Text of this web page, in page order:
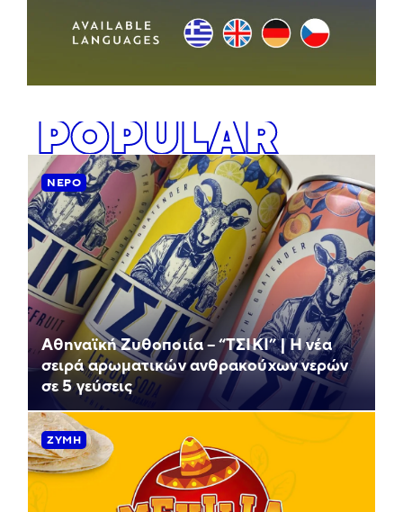
POPULAR
ΝΕΡΌ
Αθηναϊκή Ζυθοποιία – “ΤΣΙΚΙ” | Η νέα
σειρά αρωματικών ανθρακούχων νερών
σε 5 γεύσεις
ΖΎΜΗ